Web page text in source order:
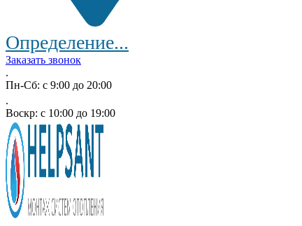
Определение...
Заказать звонок
.
Пн-Сб: с 9:00 до 20:00
.
Воскр: с 10:00 до 19:00